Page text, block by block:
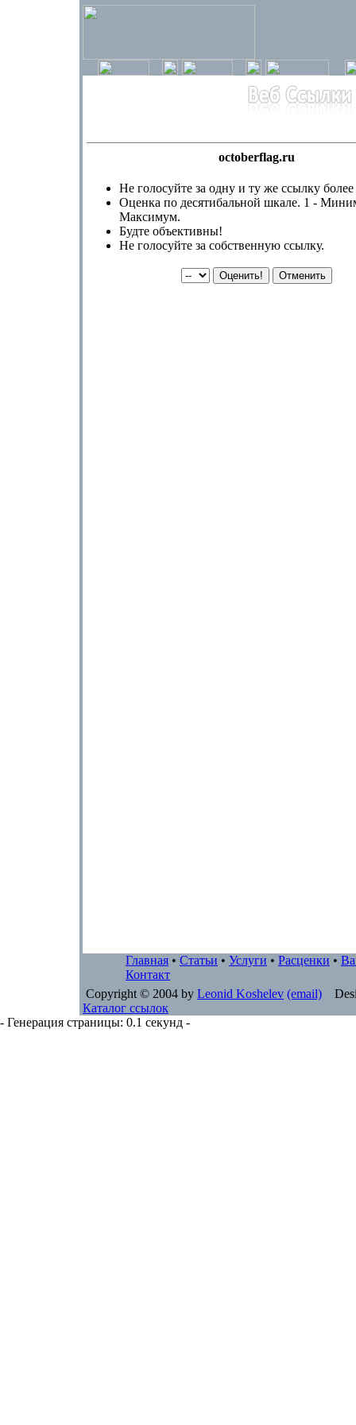
octoberflag.ru
Не голосуйте за одну и ту же ссылку более
Оценка по десятибальной шкале. 1 -
Максимум.
Будте объективны!
Не голосуйте за собственную ссылку.
Главная • Статьи • Услуги • Расценки •
Контакт
Copyright © 2004 by Leonid Koshelev (email)
Каталог ссылок
- Генерация страницы: 0.1 секунд -